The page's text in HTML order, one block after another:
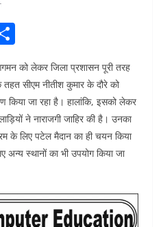
h
ar
e
को लेकर जिला प्रशासन पूरी तरह
तहत सीएम नीतीश कुमार के दौरे को
किया जा रहा है। हालांकि, इसको लेकर
ने नाराजगी जाहिर की है। उनका
के लिए पटेल मैदान का ही चयन किया
अन्य स्थानों का भी उपयोग किया जा